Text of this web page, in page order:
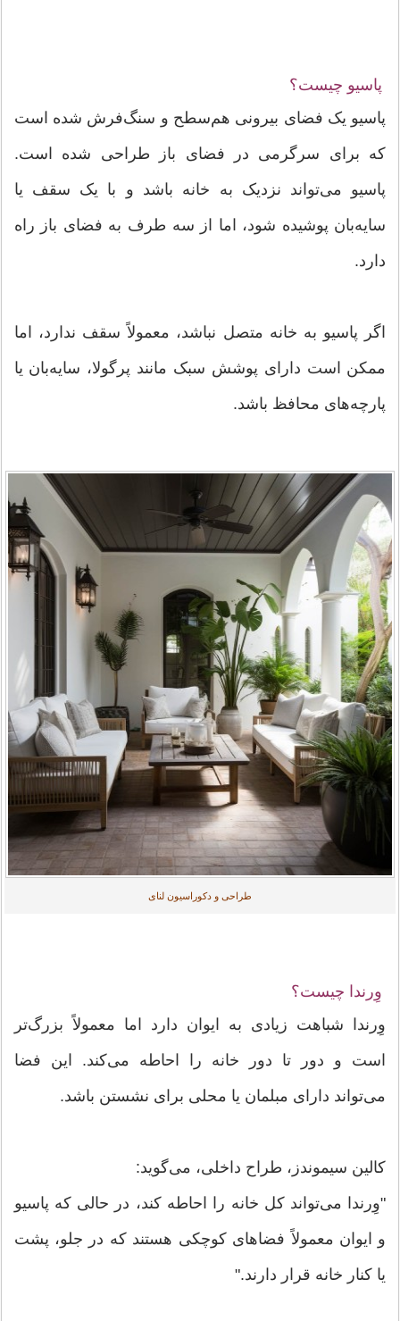
پاسیو چیست؟
پاسیو یک فضای بیرونی هم‌سطح و سنگ‌فرش شده است
که برای سرگرمی در فضای باز طراحی شده است.
پاسیو می‌تواند نزدیک به خانه باشد و با یک سقف یا
سایه‌بان پوشیده شود، اما از سه طرف به فضای باز راه
دارد.
اگر پاسیو به خانه متصل نباشد، معمولاً سقف ندارد، اما
ممکن است دارای پوشش سبک مانند پرگولا، سایه‌بان یا
پارچه‌های محافظ باشد.
طراحی و دکوراسیون لنای
وِرندا چیست؟
وِرندا شباهت زیادی به ایوان دارد اما معمولاً بزرگ‌تر
است و دور تا دور خانه را احاطه می‌کند. این فضا
می‌تواند دارای مبلمان یا محلی برای نشستن باشد.
کالین سیموندز، طراح داخلی، می‌گوید:
"وِرندا می‌تواند کل خانه را احاطه کند، در حالی که پاسیو
و ایوان معمولاً فضاهای کوچکی هستند که در جلو، پشت
یا کنار خانه قرار دارند."